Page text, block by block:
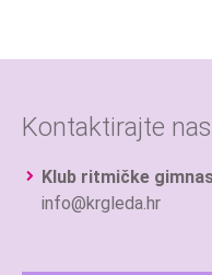
Kontaktirajte nas
Klub ritmičke
info@krgleda.hr